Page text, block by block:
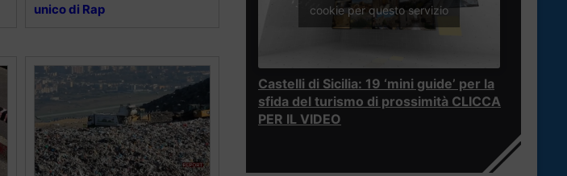
unico di Rap
cookie per questo servizio
Castelli di Sicilia: 19 ‘mini guide’ per la
sfida del turismo di prossimità CLICCA
PER IL VIDEO